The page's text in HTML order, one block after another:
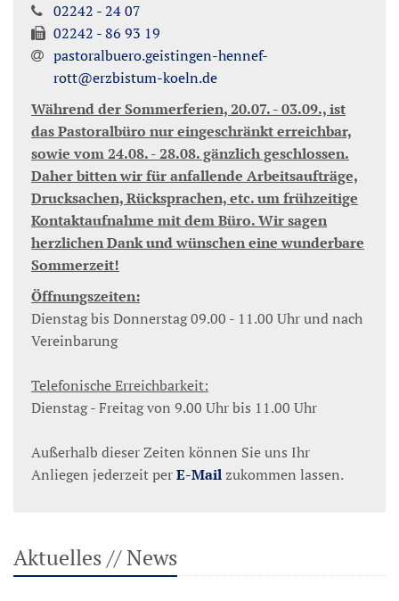
02242 - 24 07
02242 - 86 93 19
pastoralbuero.geistingen-hennef-
rott@erzbistum-koeln.de
Während der Sommerferien, 20.07. - 03.09., ist
das Pastoralbüro nur eingeschränkt erreichbar,
sowie vom 24.08. - 28.08. gänzlich geschlossen.
Daher bitten wir für anfallende Arbeitsaufträge,
Drucksachen, Rücksprachen, etc. um frühzeitige
Kontaktaufnahme mit dem Büro. Wir sagen
herzlichen Dank und wünschen eine wunderbare
Sommerzeit!
Öffnungszeiten:
Dienstag bis Donnerstag 09.00 - 11.00 Uhr und nach
Vereinbarung
Telefonische Erreichbarkeit:
Dienstag - Freitag von 9.00 Uhr bis 11.00 Uhr
Außerhalb dieser Zeiten können Sie uns Ihr
Anliegen jederzeit perE-Mailzukommen lassen.
Aktuelles // News